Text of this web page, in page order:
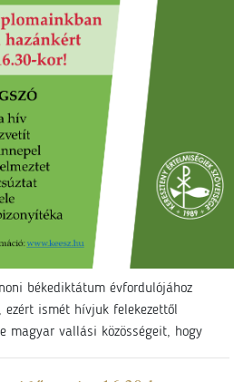
békediktátum évfordulójához
ezért ismét hívjuk felekezettől
magyar vallási közösségeit, hogy